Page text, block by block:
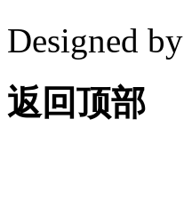
Designed by
返回顶部